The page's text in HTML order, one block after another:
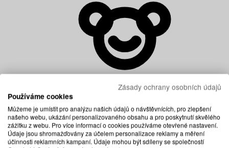
Zásady ochrany osobních údajů
Používáme cookies
Můžeme je umístit pro analýzu našich údajů o návštěvnících, pro zlepšení
našeho webu, ukázání personalizovaného obsahu a pro poskytnutí skvělého
zážitku z webu. Pro více informací o cookies používáme otevřené nastavení.
Údaje jsou shromažďovány za účelem personalizace reklamy a měření
účinnosti reklamních kampaní. Údaje mohou být sdíleny se společností